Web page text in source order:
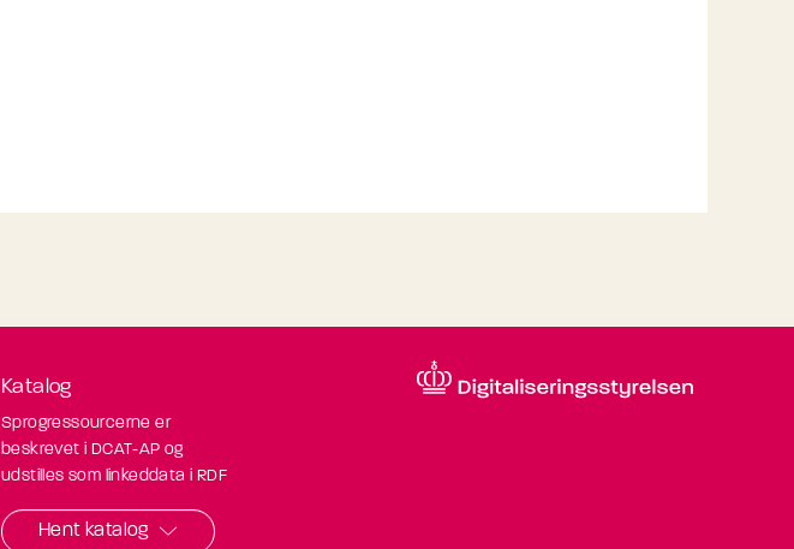
Katalog
Sprogressourcerne er
beskrevet i DCAT-AP og
udstilles som linkeddata i RDF
Hent katalog